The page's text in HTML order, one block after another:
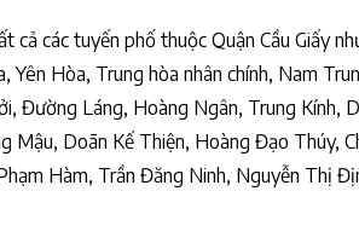
cả các tuyến phố thuộc Quận Cầu Giấy
Hòa, Trung hòa nhân chính, Nam
Đường Láng, Hoàng Ngân, Trung Kính,
Mậu, Doãn Kế Thiện, Hoàng Đạo Thúy,
Hàm, Trần Đăng Ninh, Nguyễn Thị